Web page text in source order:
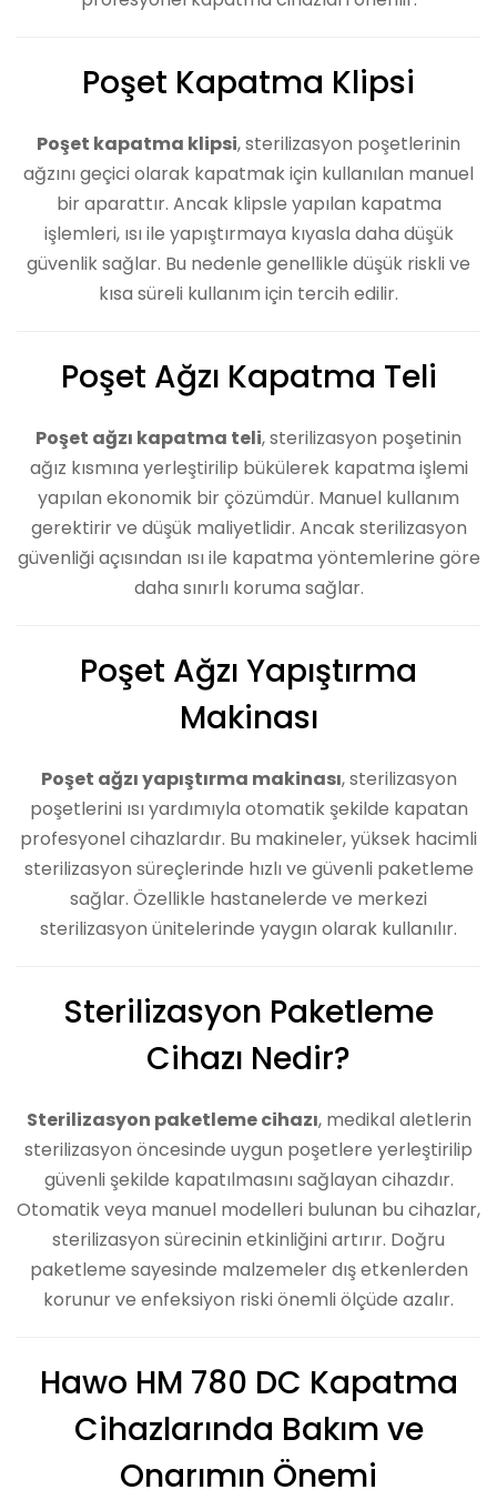
Poşet Kapatma Klipsi
Poşet kapatma klipsi, sterilizasyon poşetlerinin
ağzını geçici olarak kapatmak için kullanılan manuel
bir aparattır. Ancak klipsle yapılan kapatma
işlemleri, ısı ile yapıştırmaya kıyasla daha düşük
güvenlik sağlar. Bu nedenle genellikle düşük riskli ve
kısa süreli kullanım için tercih edilir.
Poşet Ağzı Kapatma Teli
Poşet ağzı kapatma teli, sterilizasyon poşetinin
ağız kısmına yerleştirilip bükülerek kapatma işlemi
yapılan ekonomik bir çözümdür. Manuel kullanım
gerektirir ve düşük maliyetlidir. Ancak sterilizasyon
güvenliği açısından ısı ile kapatma yöntemlerine göre
daha sınırlı koruma sağlar.
Poşet Ağzı Yapıştırma
Makinası
Poşet ağzı yapıştırma makinası, sterilizasyon
poşetlerini ısı yardımıyla otomatik şekilde kapatan
profesyonel cihazlardır. Bu makineler, yüksek hacimli
sterilizasyon süreçlerinde hızlı ve güvenli paketleme
sağlar. Özellikle hastanelerde ve merkezi
sterilizasyon ünitelerinde yaygın olarak kullanılır.
Sterilizasyon Paketleme
Cihazı Nedir?
Sterilizasyon paketleme cihazı, medikal aletlerin
sterilizasyon öncesinde uygun poşetlere yerleştirilip
güvenli şekilde kapatılmasını sağlayan cihazdır.
Otomatik veya manuel modelleri bulunan bu cihazlar,
sterilizasyon sürecinin etkinliğini artırır. Doğru
paketleme sayesinde malzemeler dış etkenlerden
korunur ve enfeksiyon riski önemli ölçüde azalır.
Hawo HM 780 DC Kapatma
Cihazlarında Bakım ve
Onarımın Önemi